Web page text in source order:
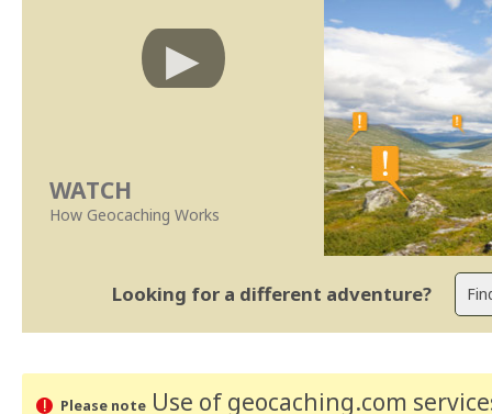
WATCH
How Geocaching Works
Looking for a different adventure?
Please noteUse of geocaching.com